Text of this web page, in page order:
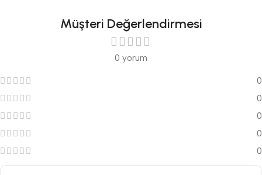
Müşteri Değerlendirmesi
0 yorum
0
0
0
0
0